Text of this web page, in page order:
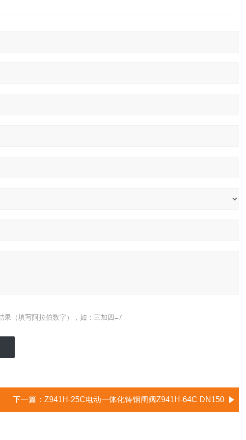
果（填写阿拉伯数字），如：三加四=7
下一篇： Z941H-25C电动一体化铸钢闸阀Z941H-64C DN150